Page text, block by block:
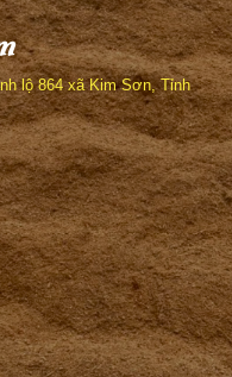
lộ 864 xã Kim Sơn, Tỉnh